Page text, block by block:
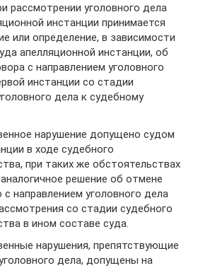
рассмотрении уголовного дела
инстанции принимается
или определение, в зависимости
апелляционной инстанции, об
с направлением уголовного
инстанции со стадии
дела к судебному
нарушение допущено судом
в ходе судебного
при таких же обстоятельствах
решение об отмене
с направлением уголовного дела
со стадии судебного
в ином составе суда.
нарушения, препятствующие
дела, допущены на